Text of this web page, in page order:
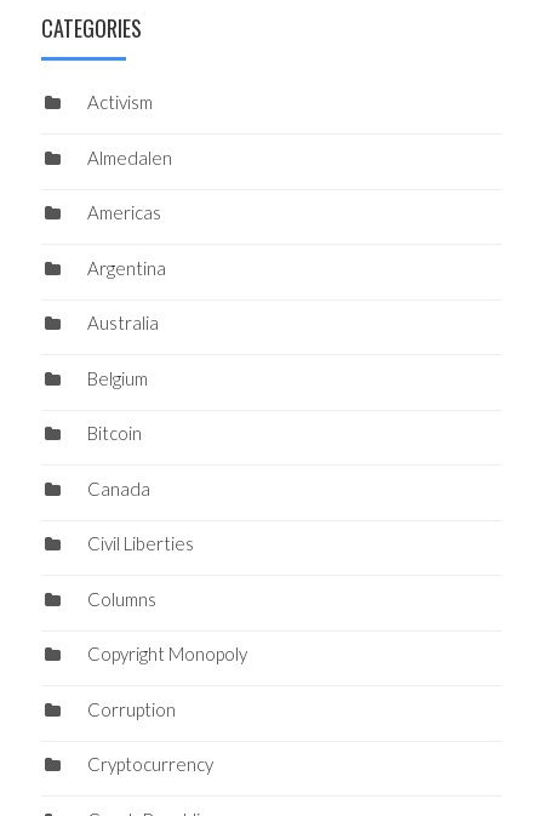
CATEGORIES
Activism
Almedalen
Americas
Argentina
Australia
Belgium
Bitcoin
Canada
Civil Liberties
Columns
Copyright Monopoly
Corruption
Cryptocurrency